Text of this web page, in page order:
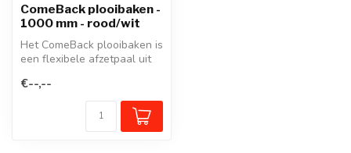
ComeBack plooibaken -
1000 mm - rood/wit
Het ComeBack plooibaken is
een flexibele afzetpaal uit
€--,--